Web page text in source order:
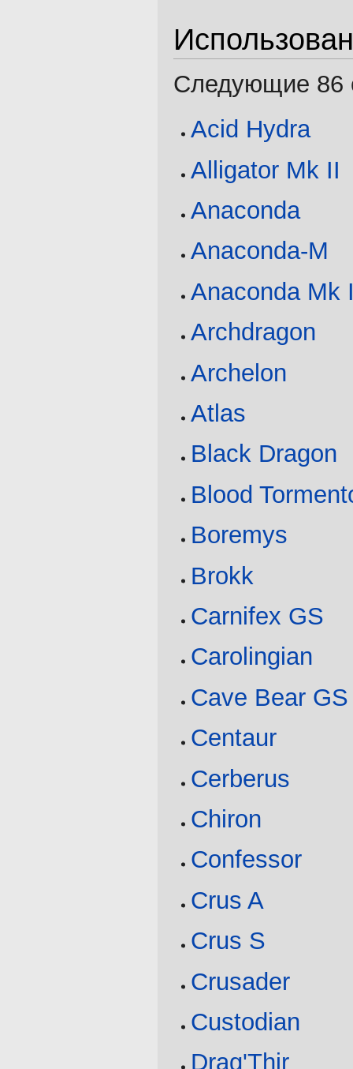
Следующие 86
Acid Hydra
Alligator Mk II
Anaconda
Anaconda-M
Anaconda Mk
Archdragon
Archelon
Atlas
Black Dragon
Blood
Boremys
Brokk
Carnifex GS
Carolingian
Cave Bear GS
Centaur
Cerberus
Chiron
Confessor
Crus A
Crus S
Crusader
Custodian
Drag'Thir